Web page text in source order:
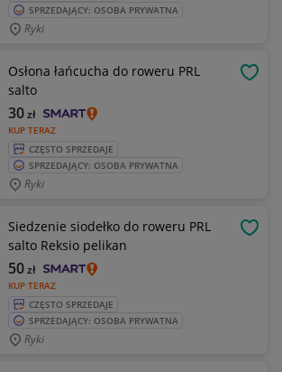
SPRZEDAJĄCY: OSOBA PRYWATNA
Ryki
Osłona łańcucha do roweru PRL
salto
KUP TERAZ
30zł
CZĘSTO SPRZEDAJE
SPRZEDAJĄCY: OSOBA PRYWATNA
Ryki
Siedzenie siodełko do roweru PRL
salto Reksio pelikan
KUP TERAZ
50zł
CZĘSTO SPRZEDAJE
SPRZEDAJĄCY: OSOBA PRYWATNA
Ryki